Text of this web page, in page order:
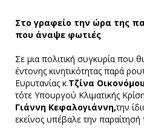
Στο γραφείο την ώρα της
που άναψε φωτιές
Σε μια πολιτική συγκυρία που
έντονης κινητικότητας παρά
Ευρυτανίας κ.Τζίνα
τότε Υπουργού Κλιματικής
Γιάννη Κεφαλογιάννη,την
εκείνος υπέβαλε την παραίτησή